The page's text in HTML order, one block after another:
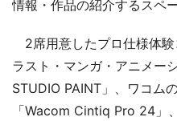
情報・作品の紹介するスペ
2席用意したプロ仕様体験
ラスト・マンガ・アニメー
STUDIO PAINT」、ワコム
「Wacom Cintiq Pro 24」